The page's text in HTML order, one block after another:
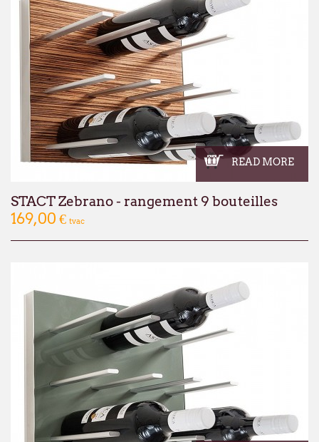
READ MORE
STACT Zebrano - rangement 9 bouteilles
169,00 € tvac